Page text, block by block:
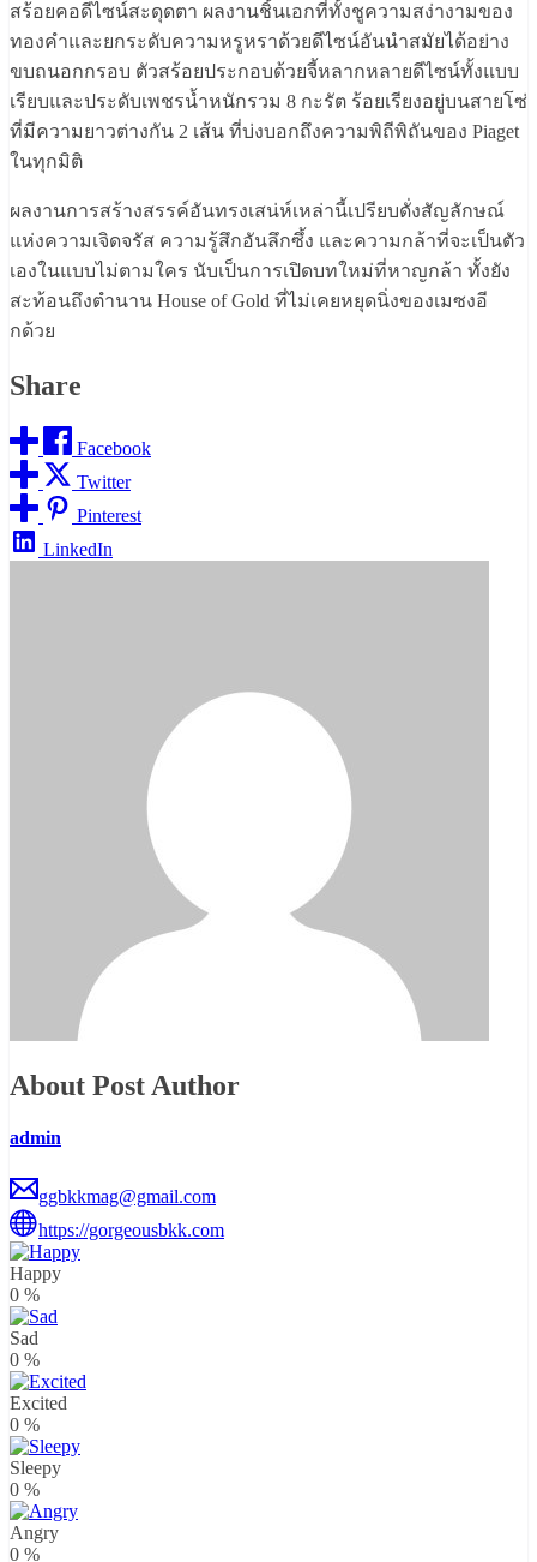
สร้อยคอดีไซน์สะดุดตา ผลงานชิ้นเอกที่ทั้งชูความสง่างามของ
ทองคำและยกระดับความหรูหราด้วยดีไซน์อันนำสมัยได้อย่าง
ขบถนอกกรอบ ตัวสร้อยประกอบด้วยจี้หลากหลายดีไซน์ทั้งแบบ
เรียบและประดับเพชรน้ำหนักรวม 8 กะรัต ร้อยเรียงอยู่บนสายโซ่
ที่มีความยาวต่างกัน 2 เส้น ที่บ่งบอกถึงความพิถีพิถันของ Piaget
ในทุกมิติ
ผลงานการสร้างสรรค์อันทรงเสน่ห์เหล่านี้เปรียบดั่งสัญลักษณ์
แห่งความเจิดจรัส ความรู้สึกอันลึกซึ้ง และความกล้าที่จะเป็นตัว
เองในแบบไม่ตามใคร นับเป็นการเปิดบทใหม่ที่หาญกล้า ทั้งยัง
สะท้อนถึงตำนาน House of Gold ที่ไม่เคยหยุดนิ่งของเมซงอี
กด้วย
Share
Facebook
Twitter
Pinterest
LinkedIn
About Post Author
admin
ggbkkmag@gmail.com
https://gorgeousbkk.com
Happy
0 %
Sad
0 %
Excited
0 %
Sleepy
0 %
Angry
0 %